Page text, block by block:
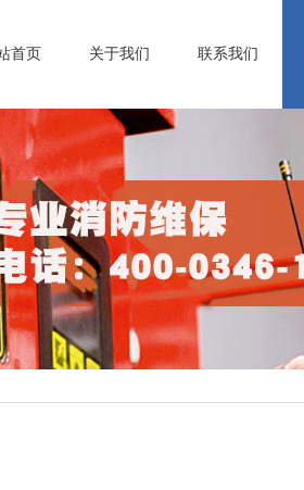
首页 关于我们 联系我们